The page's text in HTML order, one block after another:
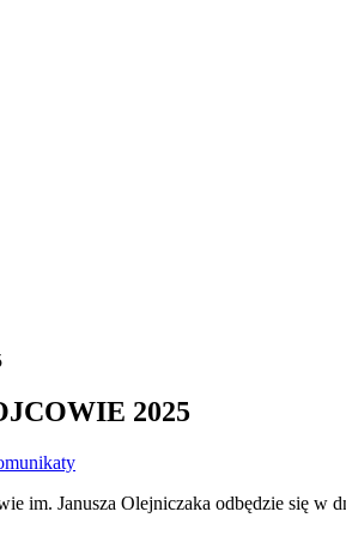
2025
im. Janusza Olejniczaka odbędzie się w